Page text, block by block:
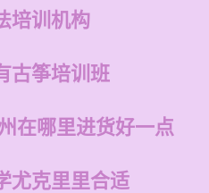
培训机构
古筝培训班
在哪里进货好一点
尤克里里合适